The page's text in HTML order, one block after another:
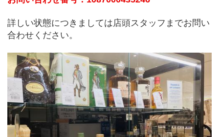
詳しい状態につきましては店頭スタッフまでお問い
合わせください。